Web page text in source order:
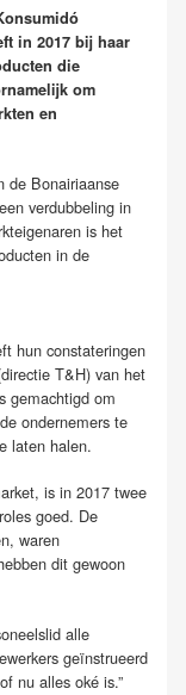
in 2017 bij haar
die
om
en
de Bonairiaanse
verdubbeling in
is het
in de
hun constateringen
T&H) van het
gemachtigd om
ondernemers te
laten halen.
is in 2017 twee
goed. De
waren
dit gewoon
alle
geïnstrueerd
nu alles oké is.”